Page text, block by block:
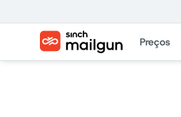
Preços